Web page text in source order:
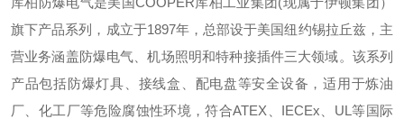
旗下产品系列，成立于1897年，总部设于美国纽约锡拉丘兹，主
营业务涵盖防爆电气、机场照明和特种接插件三大领域。该系列
产品包括防爆灯具、接线盒、配电盘等安全设备，适用于炼油
厂、化工厂等危险腐蚀性环境，符合ATEX IECEx UL 等国际